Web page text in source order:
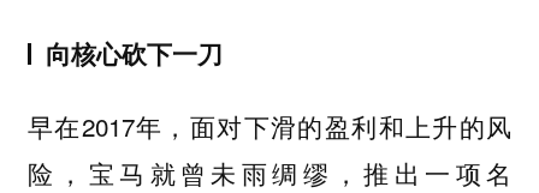
向核心砍下一刀
早在2017年，面对下滑的盈利和上升的风
险，宝马就曾未雨绸缪，推出一项名